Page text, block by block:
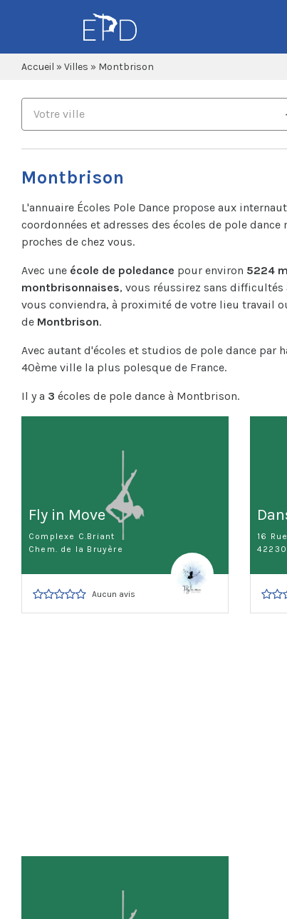
Accueil » Villes » Montbrison
Montbrison
L'annuaire Écoles Pole Dance propose aux
coordonnées et adresses des écoles de pole
proches de chez vous.
Avec une école de poledance pour environ 5224
montbrisonnaises, vous réussirez sans
vous conviendra, à proximité de votre lieu travail
de Montbrison.
Avec autant d'écoles et studios de pole dance par
40ème ville la plus polesque de France.
Il y a 3 écoles de pole dance à Montbrison.
Fly in Move
Complexe C.Briant
Chem. de la Bruyère
Aucun avis
16